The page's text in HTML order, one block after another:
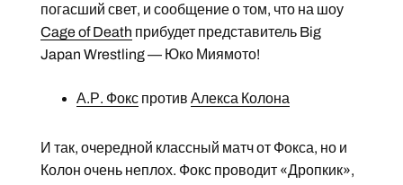
погасший свет, и сообщение о том, что на шоу
Cage of Death прибудет представитель Big
Japan Wrestling — Юко Миямото!
А.Р. Фокспротив Алекса Колона
И так, очередной классный матч от Фокса, но и
Колон очень неплох. Фокс проводит «Дропкик»,